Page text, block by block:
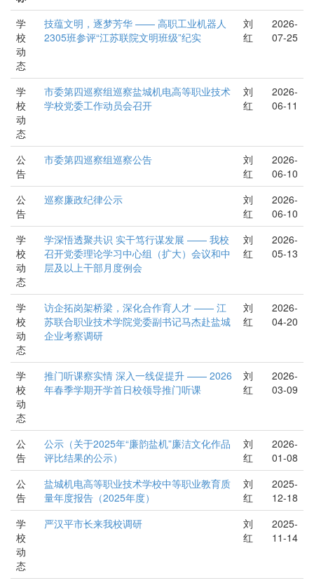
学
校
动
态
技蕴文明，逐梦芳华 —— 高职工业机器人
2305班参评“江苏联院文明班级”纪实
刘
红
2026-
07-25
学
校
动
态
市委第四巡察组巡察盐城机电高等职业技术
学校党委工作动员会召开
刘
红
2026-
06-11
公
告
市委第四巡察组巡察公告
刘
红
2026-
06-10
公
告
巡察廉政纪律公示
刘
红
2026-
06-10
学
校
动
态
学深悟透聚共识 实干笃行谋发展 —— 我校
召开党委理论学习中心组（扩大）会议和中
层及以上干部月度例会
刘
红
2026-
05-13
学
校
动
态
访企拓岗架桥梁，深化合作育人才 —— 江
苏联合职业技术学院党委副书记马杰赴盐城
企业考察调研
刘
红
2026-
04-20
学
校
动
态
推门听课察实情 深入一线促提升 —— 2026
年春季学期开学首日校领导推门听课
刘
红
2026-
03-09
公
告
公示（关于2025年“廉韵盐机”廉洁文化作品
评比结果的公示）
刘
红
2026-
01-08
公
告
盐城机电高等职业技术学校中等职业教育质
量年度报告（2025年度）
刘
红
2025-
12-18
学
校
动
态
严汉平市长来我校调研
刘
红
2025-
11-14